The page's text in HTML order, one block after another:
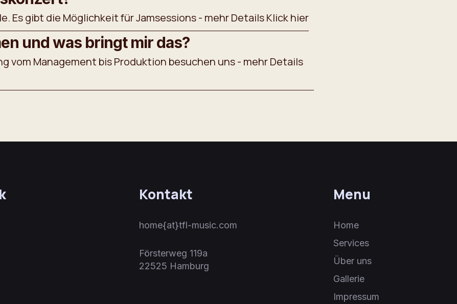
Es gibt die Möglichkeit für Jamsessions - mehr Details Klick hier
und was bringt mir das?
vom Management bis Produktion besuchen uns - mehr Details
Kontakt
home{at}tfl-music.com
Försterweg 119a
22525 Hamburg
Menu
Home
Services
Über uns
Gallerie
Impressum